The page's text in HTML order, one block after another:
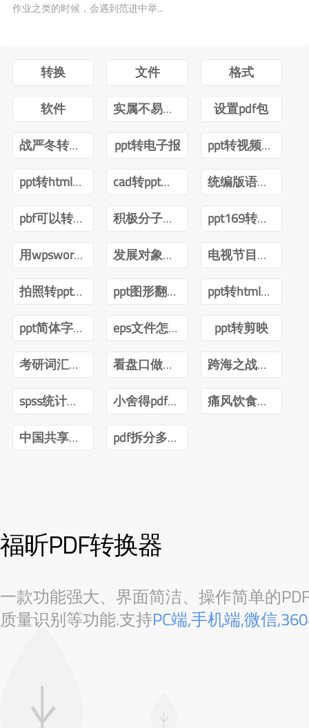
作业之类的时候，会遇到范进中举...
转换 文件
格式
软件
实属不易牛转乾坤图片抖音
设置pdf包
战严冬转观念ppt
ppt转电子报
ppt转视频互转
ppt转html技术
cad转ppt可以吗
统编版语文四年级下册电子课本pdf
pbf可以转ppt吗
积极分子转预备党员ppt
ppt169转成43怎么内容排版不变
用wpsword转ppt
发展对象转预备党员答辩ppt
电视节目导播郑月pdf
拍照转ppt安卓
ppt图形翻转内容不转
ppt转html前端
ppt简体字转繁体字全篇
eps文件怎么转ppt
ppt转剪映
考研词汇闪过2022版PDF
看盘口做短线曹明成Pdf
跨海之战金门海南一江山PDF下载
spss统计分析与数据挖掘第三版pdf
小舍得pdf百度网盘
痛风饮食调养一本就够pdf下载
中国共享经济发展报告(2020)pdf
pdf拆分多个pdf免费
福昕PDF转换器
一款功能强大、界面简洁、操作简单的
质量识别等功能.支持PC端,手机端,微信